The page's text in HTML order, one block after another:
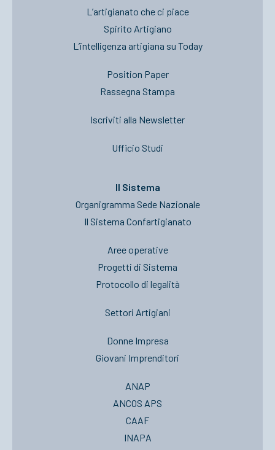
L’artigianato che ci piace
Spirito Artigiano
L’intelligenza artigiana su Today
Position Paper
Rassegna Stampa
Iscriviti alla Newsletter
Ufficio Studi
Il Sistema
Organigramma Sede Nazionale
Il Sistema Confartigianato
Aree operative
Progetti di Sistema
Protocollo di legalità
Settori Artigiani
Donne Impresa
Giovani Imprenditori
ANAP
ANCOS APS
CAAF
INAPA